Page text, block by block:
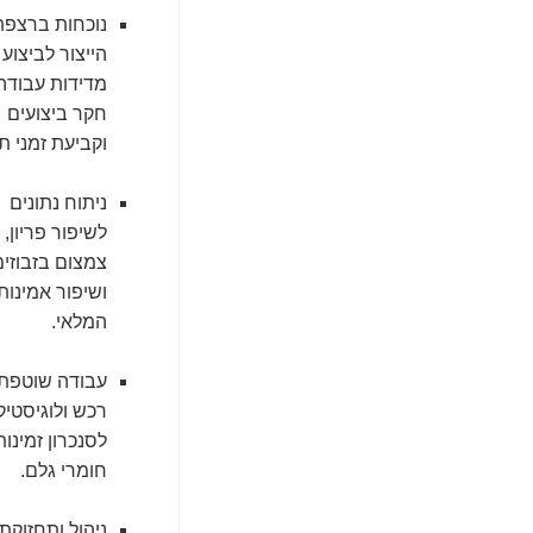
נוכחות
הייצור לביצוע
מדידות
חקר ביצועים
וקביעת זמני
ניתוח נתונים
לשיפור פריון,
צמצום
ושיפור
המלאי.
עבודה
רכש
לסנכרון
חומרי גלם.